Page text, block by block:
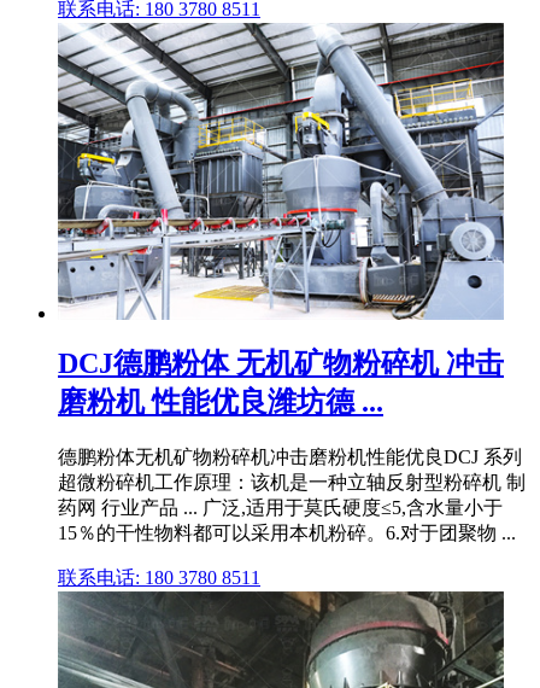
联系电话: 180 3780 8511
DCJ德鹏粉体 无机矿物粉碎机 冲击
磨粉机 性能优良潍坊德 ...
德鹏粉体无机矿物粉碎机冲击磨粉机性能优良DCJ 系列
超微粉碎机工作原理：该机是一种立轴反射型粉碎机 制
药网 行业产品 ... 广泛,适用于莫氏硬度≤5,含水量小于
15％的干性物料都可以采用本机粉碎。6.对于团聚物 ...
联系电话: 180 3780 8511